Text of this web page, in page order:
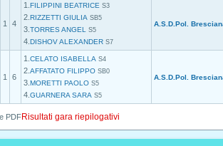
1 4
1. FILIPPINI BEATRICE S3
2. RIZZETTI GIULIA SB5
3. TORRES ANGEL S5
4. DISHOV ALEXANDER S7
A.S.D.Pol.
1 6
1. CELATO ISABELLA S4
2. AFFATATO FILIPPO SB0
3. MORETTI PAOLO S5
4. GUARNERA SARA S5
A.S.D.Pol.
Risultati gara riepilogativi